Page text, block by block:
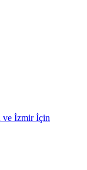
ve İzmir İçin